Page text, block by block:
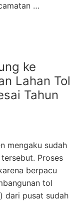
…
ke
Lahan Tol
Tahun
mengaku sudah
Proses
berpacu
tol
dari pusat sudah